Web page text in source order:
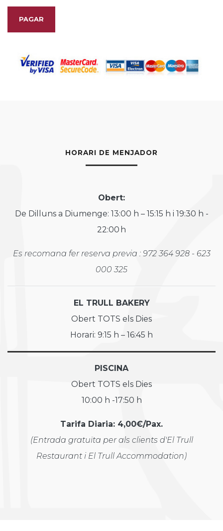
PAGAR
HORARI DE MENJADOR
Obert:
De Dilluns a Diumenge: 13:00 h – 15:15 h i 19:30 h -
22:00 h
Es recomana fer reserva previa : 972 364 928 - 623
000 325
EL TRULL BAKERY
Obert TOTS els Dies
Horari: 9:15 h – 16:45 h
PISCINA
Obert TOTS els Dies
10:00 h -17:50 h
Tarifa Diaria: 4,00€/Pax.
(Entrada gratuïta per als clients d'El Trull
Restaurant i El Trull Accommodation)